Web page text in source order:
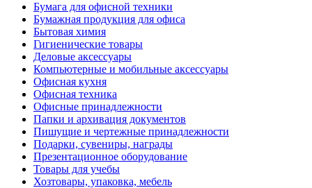
Бумага для офисной техники
Бумажная продукция для офиса
Бытовая химия
Гигиенические товары
Деловые аксессуары
Компьютерные и мобильные аксессуары
Офисная кухня
Офисная техника
Офисные принадлежности
Папки и архивация документов
Пишущие и чертежные принадлежности
Подарки, сувениры, награды
Презентационное оборудование
Товары для учебы
Хозтовары, упаковка, мебель